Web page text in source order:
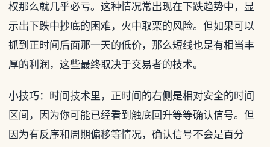
权那么就几乎必亏。这种情况常出现在下跌趋势中，显
示出下跌中抄底的困难，火中取栗的风险。但如果可以
抓到正时间后面那一天的低价，那么短线也是有相当丰
厚的利润，这些最终取决于交易者的技术。
小技巧：时间技术里，正时间的右侧是相对安全的时间
区间，因为你可能已经看到触底回升等等确认信号。但
因为有反序和周期偏移等情况，确认信号不会是百分